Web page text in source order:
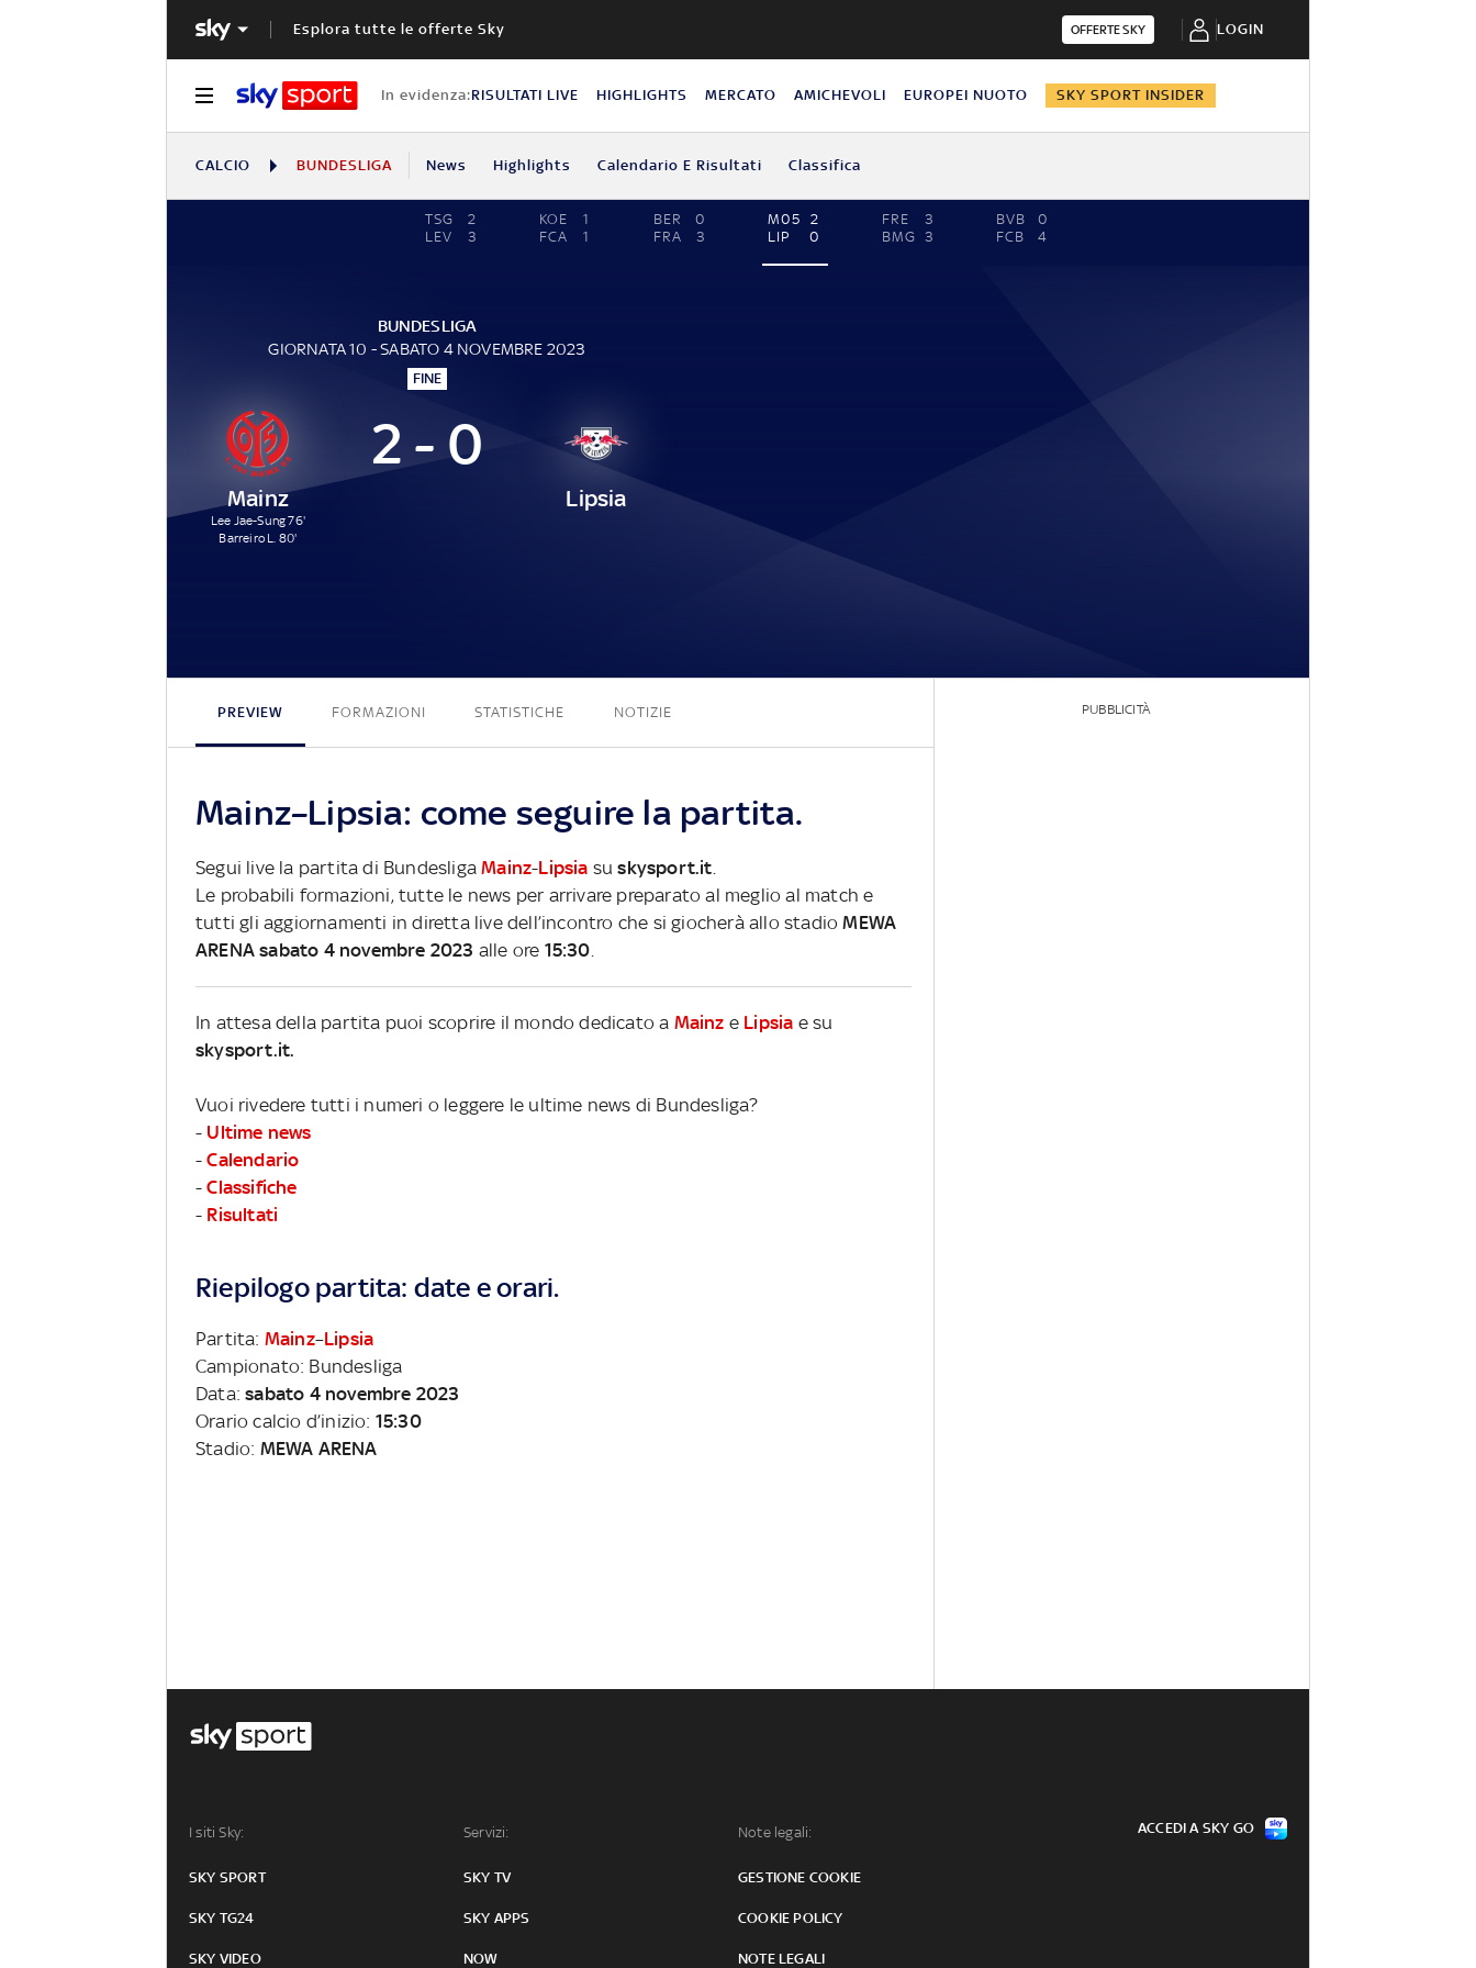
Esplora tutte le offerte Sky OFFERTE SKY LOGIN
In evidenza:RISULTATI LIVE HIGHLIGHTS MERCATO AMICHEVOLI EUROPEI NUOTO SKY SPORT INSIDER
CALCIO BUNDESLIGA News Highlights Calendario E Risultati Classifica
TSG
2
LEV
3
KOE
1
FCA
1
BER
0
FRA
3
M05
2
LIP
0
FRE
3
BMG 3
BVB
0
FCB
4
BUNDESLIGA
GIORNATA 10 - SABATO 4 NOVEMBRE 2023
FINE
Mainz
Lee Jae-Sung 76'
Barreiro L. 80'
2 - 0
Lipsia
PREVIEW FORMAZIONI STATISTICHE NOTIZIE
Mainz–Lipsia: come seguire la partita.
Segui live la partita di BundesligaMainz-Lipsia suskysport.it
Le probabili formazioni, tutte le news per arrivare preparato al meglio al match e
tutti gli aggiornamenti in diretta live dell’incontro che si giocherà allo stadioMEWA
ARENA sabato 4 novembre 2023 alle ore 15:30
In attesa della partita puoi scoprire il mondo dedicato a Mainz e Lipsia e su
skysport.it.
Vuoi rivedere tutti i numeri o leggere le ultime news di Bundesliga?
- Ultime news
-Calendario
-Classifiche
- Risultati
Riepilogo partita: date e orari.
Partita: Mainz–Lipsia
Campionato: Bundesliga
Data:sabato 4 novembre 2023
Orario calcio d’inizio: 15:30
Stadio: MEWA ARENA
PUBBLICITÀ
I siti Sky:
SKY SPORT
SKY TG24
SKY VIDEO
Servizi:
SKY TV
SKY APPS
NOW
Note legali:
GESTIONE COOKIE
COOKIE POLICY
NOTE LEGALI
ACCEDI A SKY GO